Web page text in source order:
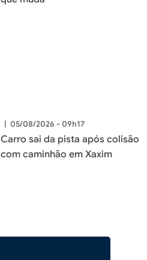
| 05/08/2026 - 09h17
Carro sai da pista após colisão
com caminhão em Xaxim